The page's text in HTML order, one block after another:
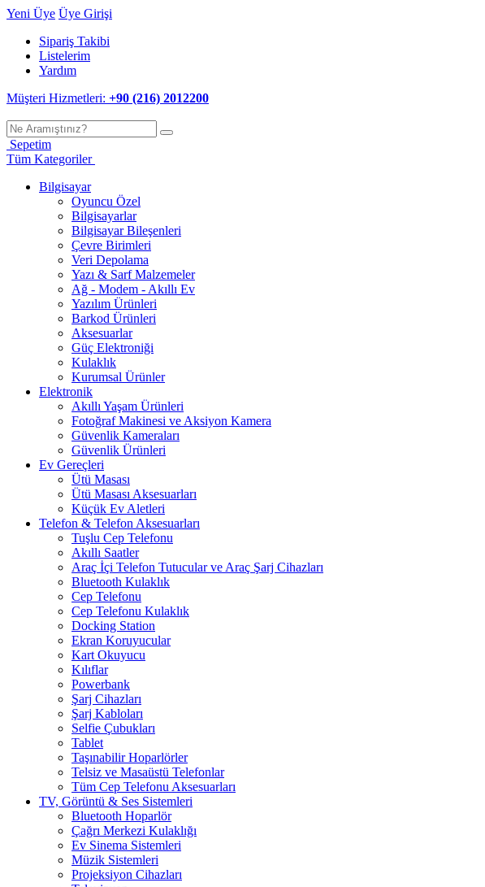
Yeni Üye Üye Girişi
Sipariş Takibi
Listelerim
Yardım
Müşteri Hizmetleri: +90 (216) 2012200
Sepetim
Tüm Kategoriler
Bilgisayar
Oyuncu Özel
Bilgisayarlar
Bilgisayar Bileşenleri
Çevre Birimleri
Veri Depolama
Yazı & Sarf Malzemeler
Ağ - Modem - Akıllı Ev
Yazılım Ürünleri
Barkod Ürünleri
Aksesuarlar
Güç Elektroniği
Kulaklık
Kurumsal Ürünler
Elektronik
Akıllı Yaşam Ürünleri
Fotoğraf Makinesi ve Aksiyon Kamera
Güvenlik Kameraları
Güvenlik Ürünleri
Ev Gereçleri
Ütü Masası
Ütü Masası Aksesuarları
Küçük Ev Aletleri
Telefon & Telefon Aksesuarları
Tuşlu Cep Telefonu
Akıllı Saatler
Araç İçi Telefon Tutucular ve Araç Şarj Cihazları
Bluetooth Kulaklık
Cep Telefonu
Cep Telefonu Kulaklık
Docking Station
Ekran Koruyucular
Kart Okuyucu
Kılıflar
Powerbank
Şarj Cihazları
Şarj Kabloları
Selfie Çubukları
Tablet
Taşınabilir Hoparlörler
Telsiz ve Masaüstü Telefonlar
Tüm Cep Telefonu Aksesuarları
TV, Görüntü & Ses Sistemleri
Bluetooth Hoparlör
Çağrı Merkezi Kulaklığı
Ev Sinema Sistemleri
Müzik Sistemleri
Projeksiyon Cihazları